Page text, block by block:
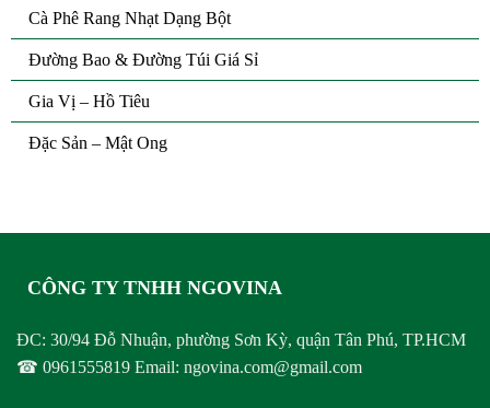
Cà Phê Rang Nhạt Dạng Bột
Đường Bao & Đường Túi Giá Sỉ
Gia Vị – Hồ Tiêu
Đặc Sản – Mật Ong
CÔNG TY TNHH NGOVINA
ĐC: 30/94 Đỗ Nhuận, phường Sơn Kỳ, quận Tân Phú, TP.HCM
☎ 0961555819 Email: ngovina.com@gmail.com